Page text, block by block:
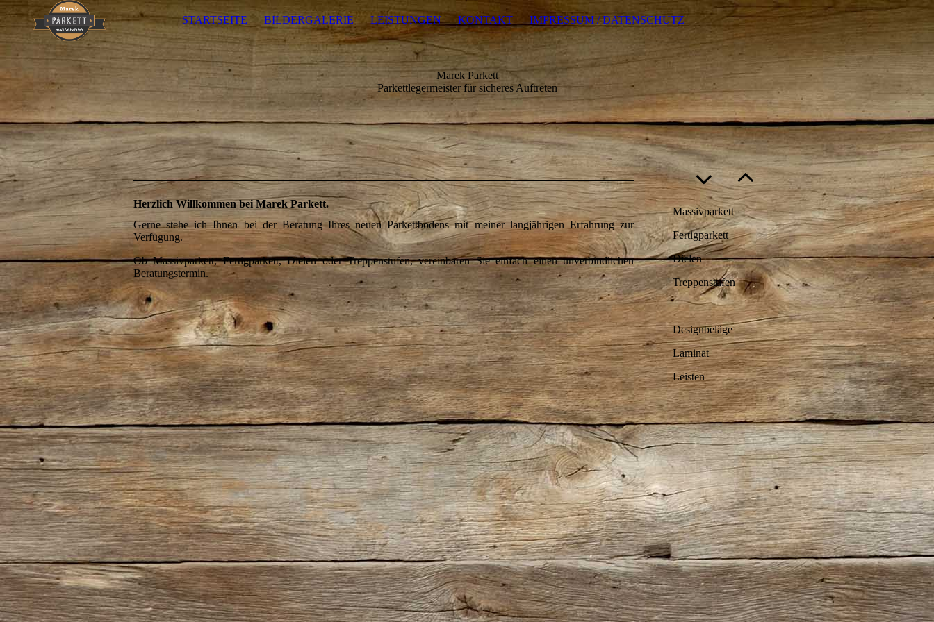
STARTSEITE BILDERGALERIE LEISTUNGEN KONTAKT IMPRESSUM / DATENSCHUTZ
Marek Parkett
Parkettlegermeister für sicheres Auftreten
Herzlich Willkommen beiMarek Parkett.
Gerne stehe ich Ihnen bei der Beratung Ihres neuen Parkettbodens mit meiner langjährigen Erfahrung zur
Verfügung.
Ob Massivparkett, Fertigparkett, Dielen oder Treppenstufen, vereinbaren Sie einfach einen unverbindlichen
Beratungstermin.
Massivparkett
Fertigparkett
Dielen
Treppenstufen
Designbeläge
Laminat
Leisten